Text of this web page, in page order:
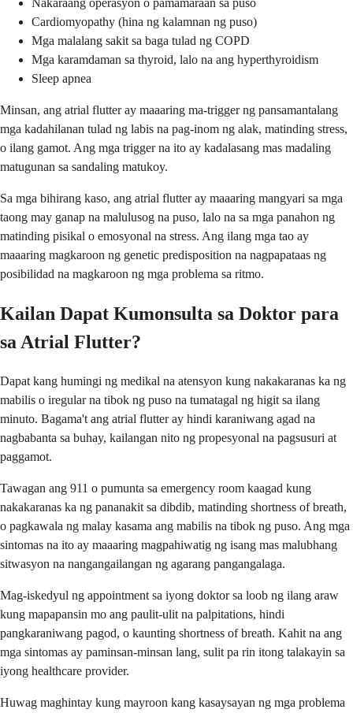
Nakaraang operasyon o pamamaraan sa puso
Cardiomyopathy (hina ng kalamnan ng puso)
Mga malalang sakit sa baga tulad ng COPD
Mga karamdaman sa thyroid, lalo na ang hyperthyroidism
Sleep apnea
Minsan, ang atrial flutter ay maaaring ma-trigger ng pansamantalang
mga kadahilanan tulad ng labis na pag-inom ng alak, matinding stress,
o ilang gamot. Ang mga trigger na ito ay kadalasang mas madaling
matugunan sa sandaling matukoy.
Sa mga bihirang kaso, ang atrial flutter ay maaaring mangyari sa mga
taong may ganap na malulusog na puso, lalo na sa mga panahon ng
matinding pisikal o emosyonal na stress. Ang ilang mga tao ay
maaaring magkaroon ng genetic predisposition na nagpapataas ng
posibilidad na magkaroon ng mga problema sa ritmo.
Kailan Dapat Kumonsulta sa Doktor para
sa Atrial Flutter?
Dapat kang humingi ng medikal na atensyon kung nakakaranas ka ng
mabilis o iregular na tibok ng puso na tumatagal ng higit sa ilang
minuto. Bagama't ang atrial flutter ay hindi karaniwang agad na
nagbabanta sa buhay, kailangan nito ng propesyonal na pagsusuri at
paggamot.
Tawagan ang 911 o pumunta sa emergency room kaagad kung
nakakaranas ka ng pananakit sa dibdib, matinding shortness of breath,
o pagkawala ng malay kasama ang mabilis na tibok ng puso. Ang mga
sintomas na ito ay maaaring magpahiwatig ng isang mas malubhang
sitwasyon na nangangailangan ng agarang pangangalaga.
Mag-iskedyul ng appointment sa iyong doktor sa loob ng ilang araw
kung mapapansin mo ang paulit-ulit na palpitations, hindi
pangkaraniwang pagod, o kaunting shortness of breath. Kahit na ang
mga sintomas ay paminsan-minsan lang, sulit pa rin itong talakayin sa
iyong healthcare provider.
Huwag maghintay kung mayroon kang kasaysayan ng mga problema